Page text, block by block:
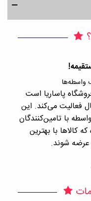
واسطه‌ها
پاساریا است
فعالیت می‌کند. این
با تامین‌کنندگان
کالاها با بهترین
شوند.